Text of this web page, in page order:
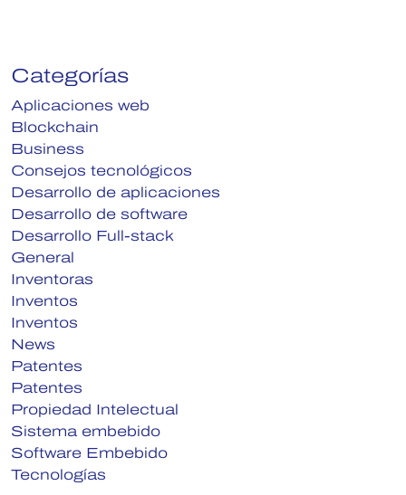
Categorías
Aplicaciones web
Blockchain
Business
Consejos tecnológicos
Desarrollo de aplicaciones
Desarrollo de software
Desarrollo Full-stack
General
Inventoras
Inventos
Inventos
News
Patentes
Patentes
Propiedad Intelectual
Sistema embebido
Software Embebido
Tecnologías